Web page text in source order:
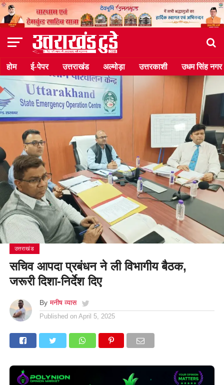
होम ई-पेपर उत्तराखंड अल्मोड़ा उत्तरकाशी उधम सिंह नगर
उत्तराखंड
सचिव आपदा प्रबंधन ने ली विभागीय बैठक,
जरूरी दिशा-निर्देश दिए
By मनीष व्यास
Published on April 5, 2025